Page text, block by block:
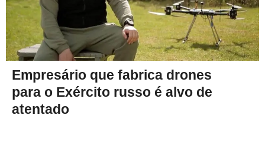
Empresário que fabrica drones
para o Exército russo é alvo de
atentado